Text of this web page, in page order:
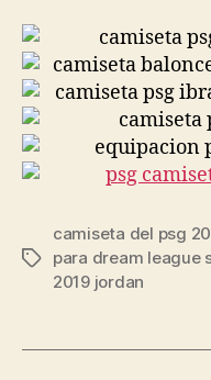
Etiquetas
camiseta del psg
para dream league
2019 jordan